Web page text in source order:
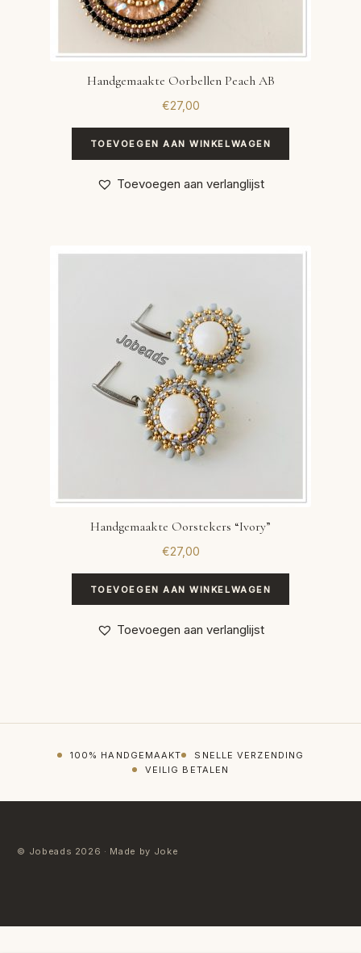
Handgemaakte Oorbellen Peach AB
€27,00
TOEVOEGEN AAN WINKELWAGEN
Toevoegen aan verlanglijst
Handgemaakte Oorstekers “Ivory”
€27,00
TOEVOEGEN AAN WINKELWAGEN
Toevoegen aan verlanglijst
100% HANDGEMAAKT
SNELLE VERZENDING
VEILIG BETALEN
© Jobeads 2026 · Made by Joke